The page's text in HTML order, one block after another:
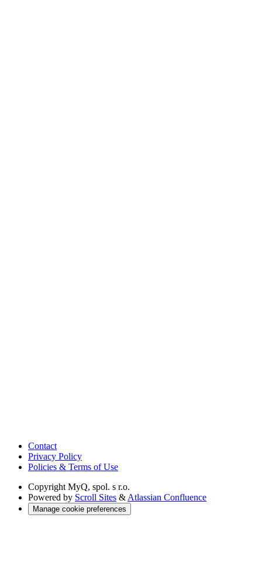
Contact
Privacy Policy
Policies & Terms of Use
Copyright MyQ, spol. s r.o.
Powered by Scroll Sites & Atlassian Confluence
Manage cookie preferences